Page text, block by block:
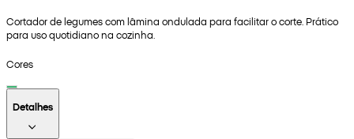
Cortador de legumes com lâmina ondulada para facilitar o corte. Prático
para uso quotidiano na cozinha.
Cores
Detalhes